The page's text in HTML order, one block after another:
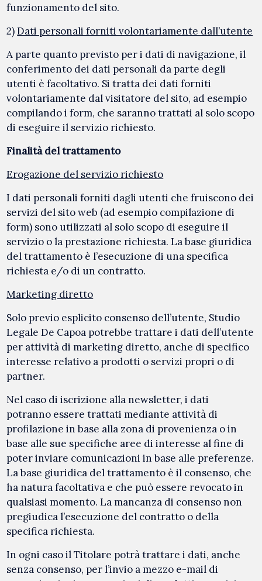
funzionamento del sito.
2)Dati personali forniti volontariamente dall’utente
A parte quanto previsto per i dati di navigazione, il
conferimento dei dati personali da parte degli
utenti è facoltativo. Si tratta dei dati forniti
volontariamente dal visitatore del sito, ad esempio
compilando i form, che saranno trattati al solo scopo
di eseguire il servizio richiesto.
Finalità del trattamento
Erogazione del servizio richiesto
I dati personali forniti dagli utenti che fruiscono dei
servizi del sito web (ad esempio compilazione di
form) sono utilizzati al solo scopo di eseguire il
servizio o la prestazione richiesta. La base giuridica
del trattamento è l’esecuzione di una specifica
richiesta e/o di un contratto.
Marketing diretto
Solo previo esplicito consenso dell’utente, Studio
Legale De Capoa potrebbe trattare i dati dell’utente
per attività di marketing diretto, anche di specifico
interesse relativo a prodotti o servizi propri o di
partner.
Nel caso di iscrizione alla newsletter, i dati
potranno essere trattati mediante attività di
profilazione in base alla zona di provenienza o in
base alle sue specifiche aree di interesse al fine di
poter inviare comunicazioni in base alle preferenze.
La base giuridica del trattamento è il consenso, che
ha natura facoltativa e che può essere revocato in
qualsiasi momento. La mancanza di consenso non
pregiudica l’esecuzione del contratto o della
specifica richiesta.
In ogni caso il Titolare potrà trattare i dati, anche
senza consenso, per l’invio a mezzo e-mail di